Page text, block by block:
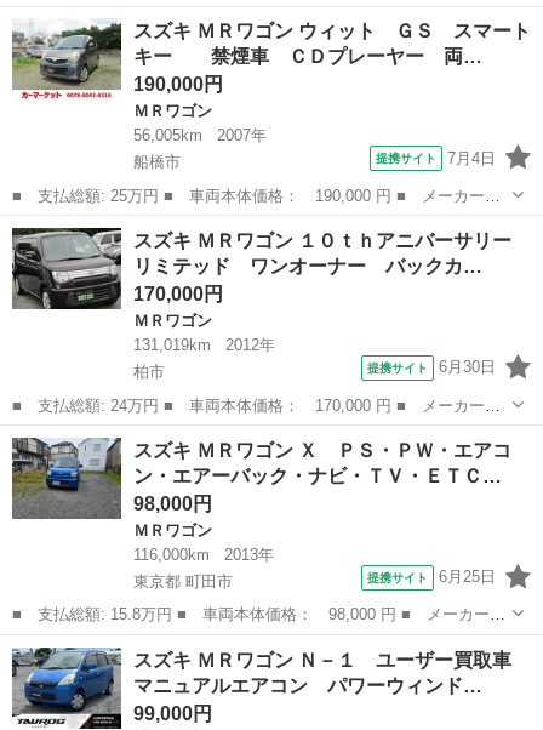
店 MRワゴン Wit TS LINEで簡単 お問い合わせ🎵詳細確認
🎵 ⇩友達追加はコチラから⇩ https...
千葉 松戸市 ＭＲワゴン カートルズ
スズキ ＭＲワゴン ウィット ＧＳ スマート
キー 禁煙車 ＣＤプレーヤー 両…
190,000円
ＭＲワゴン
56,005km
2007年
船橋市
提携サイト 7月4日
■ 支払総額: 25万円 ■ 車両本体価格： 190,000 円 ■ メーカー
名： スズキ ■ 車種名： ＭＲワゴン ■ グレード名： ウィッ
ト ＧＳ スマートキー 禁煙車 ＣＤプレーヤー 両席エアバッ
グ ＡＢＳ 電動格...
千葉 船橋市 ＭＲワゴン
スズキ ＭＲワゴン １０ｔｈアニバーサリー
リミテッド ワンオーナー バックカ…
170,000円
ＭＲワゴン
131,019km
2012年
柏市
提携サイト 6月30日
■ 支払総額: 24万円 ■ 車両本体価格： 170,000 円 ■ メーカー
名： スズキ ■ 車種名： ＭＲワゴン ■ グレード名： １０ｔｈ
アニバーサリー リミテッド ワンオーナー バックカメラ スマー
トキー プッシュ...
千葉 柏市 ＭＲワゴン
スズキ ＭＲワゴン Ｘ ＰＳ・ＰＷ・エアコ
ン・エアーバック・ナビ・ＴＶ・ＥＴＣ…
98,000円
ＭＲワゴン
116,000km
2013年
東京都 町田市
提携サイト 6月25日
■ 支払総額: 15.8万円 ■ 車両本体価格： 98,000 円 ■ メーカー
名： スズキ ■ 車種名： ＭＲワゴン ■ グレード名： Ｘ Ｐ
Ｓ・ＰＷ・エアコン・エアーバック・ナビ・ＴＶ・ＥＴＣ・キーレ
ス・電動格納ミラー...
東京 町田市 ＭＲワゴン
スズキ ＭＲワゴン Ｎ－１ ユーザー買取車
マニュアルエアコン パワーウィンド…
99,000円